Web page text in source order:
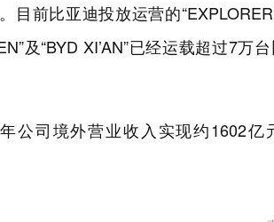
前比亚迪投放运营的
及“BYD XI’AN”已经运载超过7万
公司境外营业收入实现约1602亿